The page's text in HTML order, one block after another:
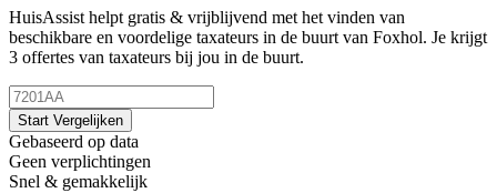
HuisAssist helpt gratis & vrijblijvend met het vinden van
beschikbare en voordelige taxateurs in de buurt van Foxhol. Je krijgt
3 offertes van taxateurs bij jou in de buurt.
Start Vergelijken
Gebaseerd op data
Geen verplichtingen
Snel & gemakkelijk